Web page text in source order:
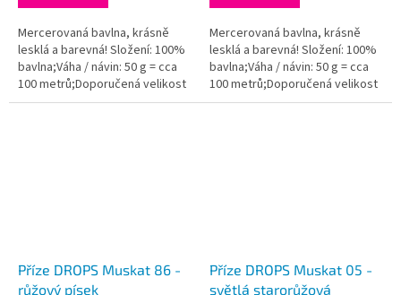
Mercerovaná bavlna, krásně
lesklá a barevná! Složení: 100%
bavlna;Váha / návin: 50 g = cca
100 metrů;Doporučená velikost
jehlic / háčku: 4 mm. Instagram:...
Mercerovaná bavlna, krásně
lesklá a barevná! Složení: 100%
bavlna;Váha / návin: 50 g = cca
100 metrů;Doporučená velikost
jehlic / háčku: 4 mm. Instagram:...
Příze DROPS Muskat 86 -
růžový písek
Příze DROPS Muskat 05 -
světlá starorůžová